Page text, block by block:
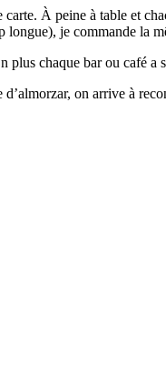
carte. À peine à table et
longue), je commande la
plus chaque bar ou café a
d’almorzar, on arrive à